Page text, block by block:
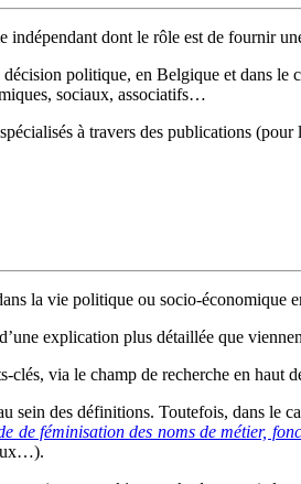
indépendant dont le rôle est de fournir
politique, en Belgique et dans le
sociaux, associatifs…
à travers des publications
la vie politique ou socio-économique
explication plus détaillée que
via le champ de recherche en haut
des définitions. Toutefois, dans le
de féminisation des noms de métier,